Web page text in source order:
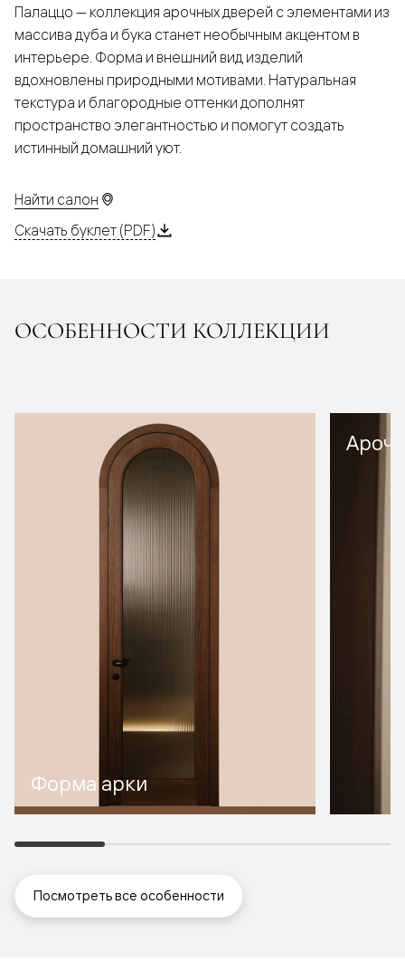
Палаццо — коллекция арочных дверей с элементами из
массива дуба и бука станет необычным акцентом в
интерьере. Форма и внешний вид изделий
вдохновлены природными мотивами. Натуральная
текстура и благородные оттенки дополнят
пространство элегантностью и помогут создать
истинный домашний уют.
Найти салон
Скачать буклет (PDF)
ОСОБЕННОСТИ КОЛЛЕКЦИИ
Форма арки
Посмотреть все особенности